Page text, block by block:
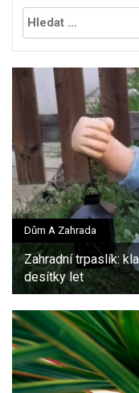
Vyhledávání
Dům A Zahrada
Zahradní trpaslík:
desítky let